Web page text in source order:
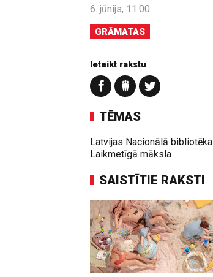
6. jūnijs, 11:00
GRĀMATAS
Ieteikt rakstu
TĒMAS
Latvijas Nacionālā bibliotēka
Laikmetīgā māksla
SAISTĪTIE RAKSTI